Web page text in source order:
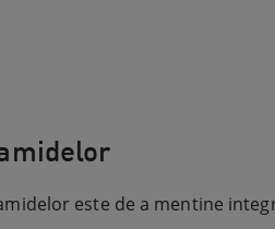
este de a mentine